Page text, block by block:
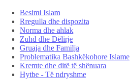
Besimi Islam
Rregulla dhe dispozita
Norma dhe ahlak
Zuhd dhe Dëlirje
Gruaja dhe Familja
Problematika Bashkëkohore Islame
Kremte dhe ditë të shënuara
Hytbe - Të ndryshme